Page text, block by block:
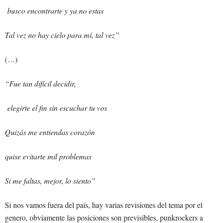
busco encontrarte y ya no estas
Tal vez no hay cielo para mí, tal vez”
(…)
“Fue tan difícil decidir,
elegirte el fin sin escuchar tu vos
Quizás me entiendas corazón
quise evitarte mil problemas
Si me faltas, mejor, lo siento”
Si nos vamos fuera del país, hay varias revisiones del tema por el
genero, obviamente las posiciones son previsibles, punkrockers a